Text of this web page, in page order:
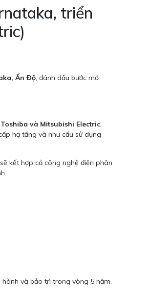
triển
Ấn Độ, đánh dấu bước mở
Toshiba và Mitsubishi Electric,
hạ tầng và nhu cầu sử dụng
kết hợp cả công nghệ điện phân
và bảo trì trong vòng 5 năm.